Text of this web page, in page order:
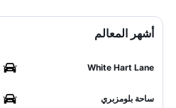
أشهر المعالم
White Hart Lane
ساحة بلومزبري